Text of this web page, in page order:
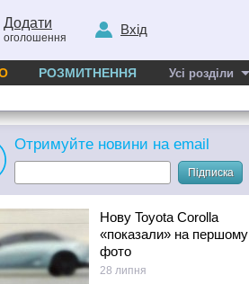
Додати
оголошення
Вхід
РОЗМИТНЕННЯ Усі розділи
Отримуйте новини на email
Підписка
Нову Toyota Corolla
«показали» на першому
фото
28 липня